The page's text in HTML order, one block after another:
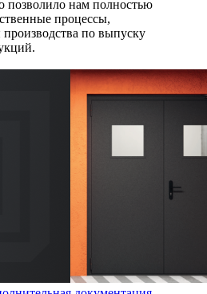
позволило нам полностью
процессы,
по выпуску